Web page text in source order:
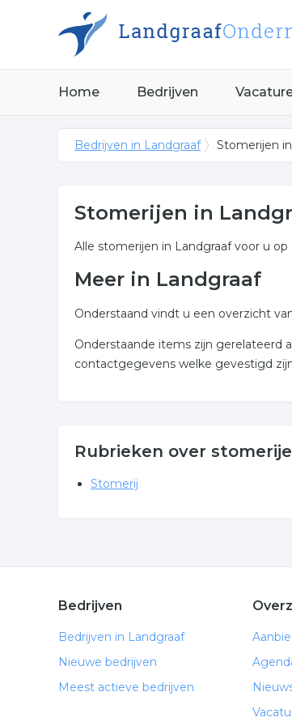
Home Bedrijven
Bedrijven in Landgraaf Stomerijen
Stomerijen in
Alle stomerijen in Landgraaf voor u
Meer in Landgraaf
Onderstaand vindt u een overzicht
Onderstaande items zijn gerelateerd
contactgegevens welke gevestigd
Rubrieken over
Stomerij
Bedrijven
Bedrijven in Landgraaf
Nieuwe bedrijven
Meest actieve bedrijven